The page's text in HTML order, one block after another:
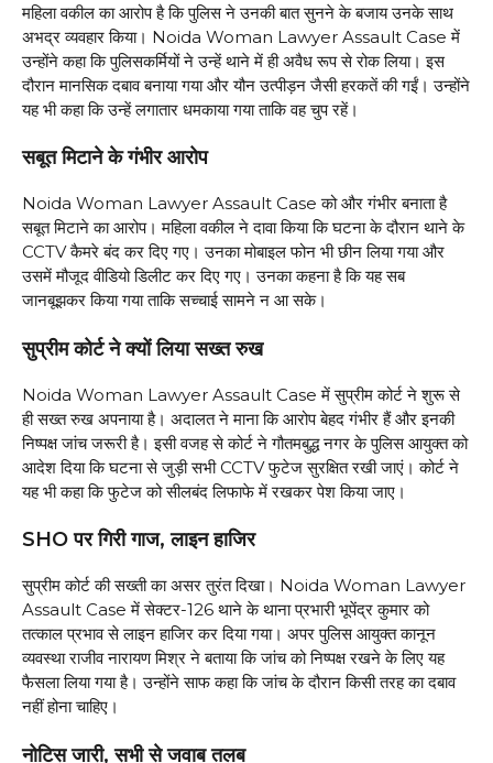
महिला वकील का आरोप है कि पुलिस ने उनकी बात सुनने के बजाय उनके साथ
अभद्र व्यवहार किया। Noida Woman Lawyer Assault Case में
उन्होंने कहा कि पुलिसकर्मियों ने उन्हें थाने में ही अवैध रूप से रोक लिया। इस
दौरान मानसिक दबाव बनाया गया और यौन उत्पीड़न जैसी हरकतें की गईं। उन्होंने
यह भी कहा कि उन्हें लगातार धमकाया गया ताकि वह चुप रहें।
सबूत मिटाने के गंभीर आरोप
Noida Woman Lawyer Assault Case को और गंभीर बनाता है
सबूत मिटाने का आरोप। महिला वकील ने दावा किया कि घटना के दौरान थाने के
CCTV कैमरे बंद कर दिए गए। उनका मोबाइल फोन भी छीन लिया गया और
उसमें मौजूद वीडियो डिलीट कर दिए गए। उनका कहना है कि यह सब
जानबूझकर किया गया ताकि सच्चाई सामने न आ सके।
सुप्रीम कोर्ट ने क्यों लिया सख्त रुख
Noida Woman Lawyer Assault Case में सुप्रीम कोर्ट ने शुरू से
ही सख्त रुख अपनाया है। अदालत ने माना कि आरोप बेहद गंभीर हैं और इनकी
निष्पक्ष जांच जरूरी है। इसी वजह से कोर्ट ने गौतमबुद्ध नगर के पुलिस आयुक्त को
आदेश दिया कि घटना से जुड़ी सभी CCTV फुटेज सुरक्षित रखी जाएं। कोर्ट ने
यह भी कहा कि फुटेज को सीलबंद लिफाफे में रखकर पेश किया जाए।
SHO पर गिरी गाज, लाइन हाजिर
सुप्रीम कोर्ट की सख्ती का असर तुरंत दिखा। Noida Woman Lawyer
Assault Case में सेक्टर-126 थाने के थाना प्रभारी भूपेंद्र कुमार को
तत्काल प्रभाव से लाइन हाजिर कर दिया गया। अपर पुलिस आयुक्त कानून
व्यवस्था राजीव नारायण मिश्र ने बताया कि जांच को निष्पक्ष रखने के लिए यह
फैसला लिया गया है। उन्होंने साफ कहा कि जांच के दौरान किसी तरह का दबाव
नहीं होना चाहिए।
नोटिस जारी, सभी से जवाब तलब